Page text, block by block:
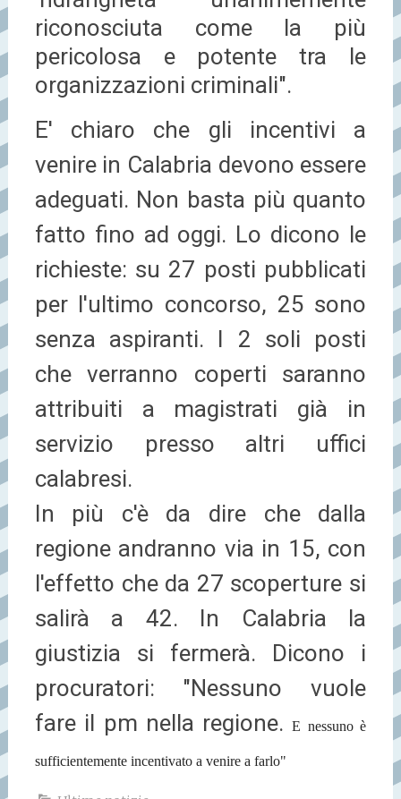
riconosciuta come la più
pericolosa e potente tra le
organizzazioni criminali".
E' chiaro che gli incentivi a
venire in Calabria devono essere
adeguati. Non basta più quanto
fatto fino ad oggi. Lo dicono le
richieste: su 27 posti pubblicati
per l'ultimo concorso, 25 sono
senza aspiranti. I 2 soli posti
che verranno coperti saranno
attribuiti a magistrati già in
servizio presso altri uffici
calabresi.
In più c'è da dire che dalla
regione andranno via in 15, con
l'effetto che da 27 scoperture si
salirà a 42. In Calabria la
giustizia si fermerà. Dicono i
procuratori: "Nessuno vuole
fare il pm nella regione.E nessuno è
sufficientemente incentivato a venire a farlo"